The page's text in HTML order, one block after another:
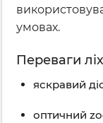
умовах.
Переваги
яскравий
оптичний